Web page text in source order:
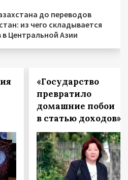
до переводов
из чего складывается
Центральной Азии
«Государство
превратило
домашние побои
в статью доходов»